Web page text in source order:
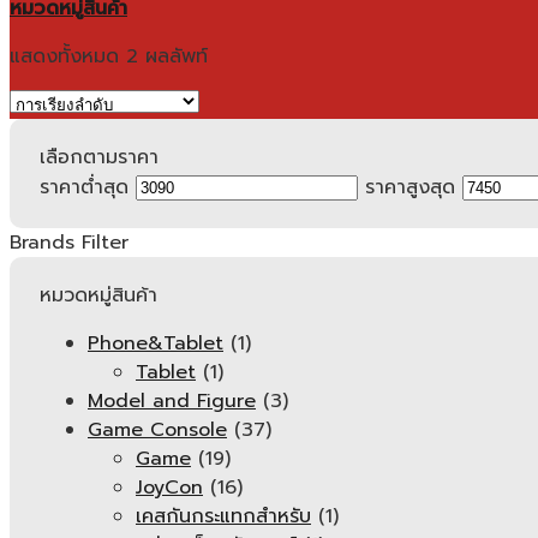
หมวดหมู่สินค้า
แสดงทั้งหมด 2 ผลลัพท์
เลือกตามราคา
ราคาต่ำสุด
ราคาสูงสุด
Brands Filter
หมวดหมู่สินค้า
Phone&Tablet (1)
Tablet (1)
Model and Figure (3)
Game Console (37)
Game (19)
JoyCon (16)
เคสกันกระแทกสำหรับ (1)